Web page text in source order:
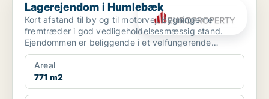
Lagerejendom i Humlebæk
Kort afstand til by og til motorvej. Bygningerne
fremtræder i god vedligeholdelsesmæssig stand.
Ejendommen er beliggende i et velfungerende
erhvervsområde.
Areal
771 m2